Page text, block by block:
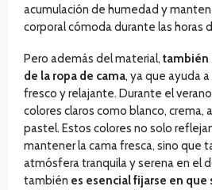
acumulación de humedad y
corporal cómoda durante las horas
Pero además del material, también
de la ropa de cama, ya que ayuda
fresco y relajante. Durante el
colores claros como blanco, crema,
pastel. Estos colores no solo
mantener la cama fresca, sino que
atmósfera tranquila y serena en el
también es esencial fijarse en